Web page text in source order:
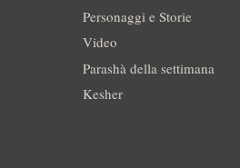
Personaggi e Storie
Video
Parashà della settimana
Kesher